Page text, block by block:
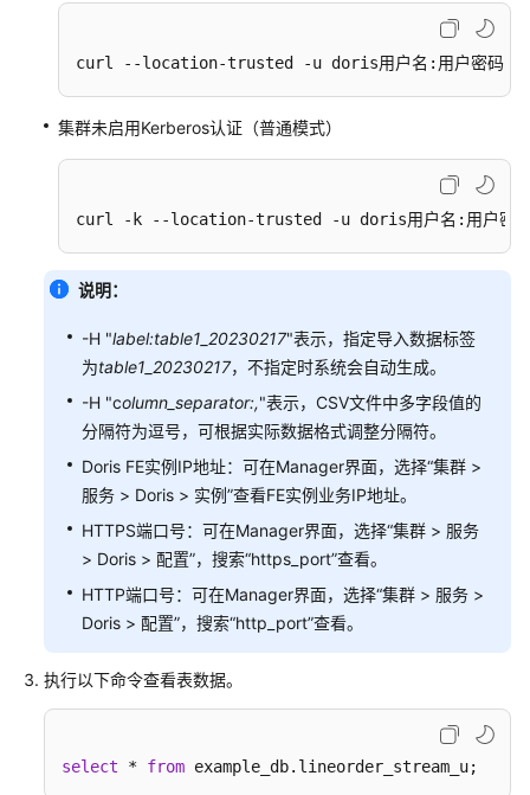
Doris
取
外
表
据
并
写
入
Doris
过
StreamLoad
将
本
地
文
curl --location-trusted -u doris用户名:用户密码 -
集群未启用Kerberos认证（普通模式）
curl -k --location-trusted -u doris用户名:用户密
说明：
-H "label:table1_20230217"表示，指定导入数据标签
为table1_20230217，不指定时系统会自动生成。
-H "column_separator:,"表示，CSV文件中多字段值的
分隔符为逗号，可根据实际数据格式调整分隔符。
Doris FE实例IP地址：可在Manager界面，选择“集群 >
服务 > Doris > 实例”查看FE实例业务IP地址。
HTTPS端口号：可在Manager界面，选择“集群 > 服务
> Doris > 配置”，搜索“https_port”查看。
HTTP端口号：可在Manager界面，选择“集群 > 服务 >
Doris > 配置”，搜索“http_port”查看。
执行以下命令查看表数据。
select * from example_db.lineorder_stream_u;